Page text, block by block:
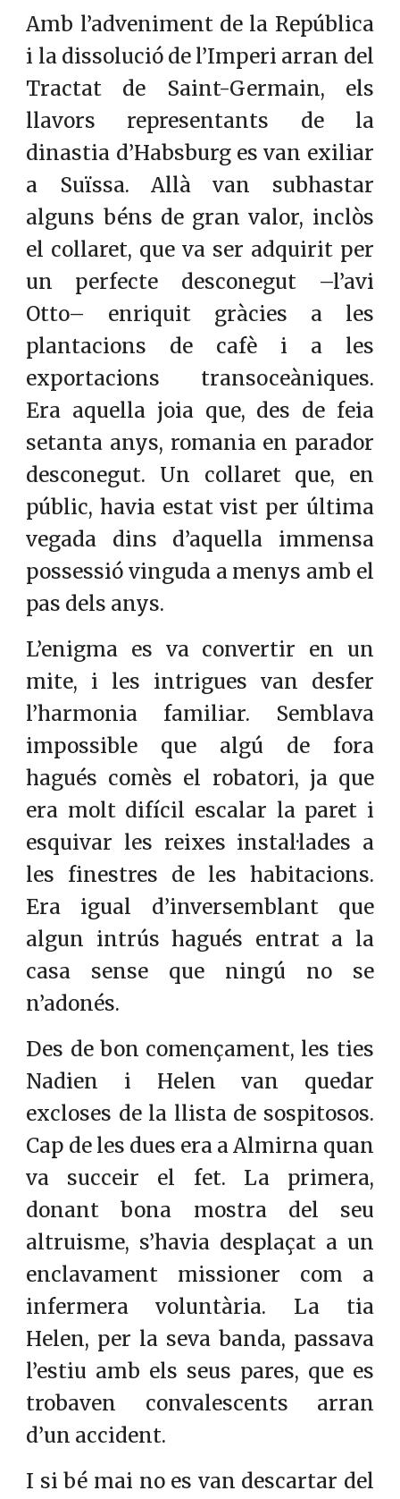
Amb l’adveniment de la República
i la dissolució de l’Imperi arran del
Tractat de Saint-Germain, els
llavors representants de la
dinastia d’Habsburg es van exiliar
a Suïssa. Allà van subhastar
alguns béns de gran valor, inclòs
el collaret, que va ser adquirit per
un perfecte desconegut –l’avi
Otto– enriquit gràcies a les
plantacions de cafè i a les
exportacions transoceàniques.
Era aquella joia que, des de feia
setanta anys, romania en parador
desconegut. Un collaret que, en
públic, havia estat vist per última
vegada dins d’aquella immensa
possessió vinguda a menys amb el
pas dels anys.
L’enigma es va convertir en un
mite, i les intrigues van desfer
l’harmonia familiar. Semblava
impossible que algú de fora
hagués comès el robatori, ja que
era molt difícil escalar la paret i
esquivar les reixes instal·lades a
les finestres de les habitacions.
Era igual d’inversemblant que
algun intrús hagués entrat a la
casa sense que ningú no se
n’adonés.
Des de bon començament, les ties
Nadien i Helen van quedar
excloses de la llista de sospitosos.
Cap de les dues era a Almirna quan
va succeir el fet. La primera,
donant bona mostra del seu
altruisme, s’havia desplaçat a un
enclavament missioner com a
infermera voluntària. La tia
Helen, per la seva banda, passava
l’estiu amb els seus pares, que es
trobaven convalescents arran
d’un accident.
I si bé mai no es van descartar del